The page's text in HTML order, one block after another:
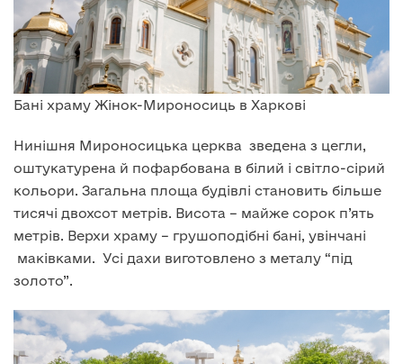
Бані храму Жінок-Мироносиць в Харкові
Нинішня Мироносицька церква зведена з цегли,
оштукатурена й пофарбована в білий і світло-сірий
кольори. Загальна площа будівлі становить більше
тисячі двохсот метрів. Висота – майже сорок п’ять
метрів. Верхи храму – грушоподібні бані, увінчані
маківками. Усі дахи виготовлено з металу “під
золото”.